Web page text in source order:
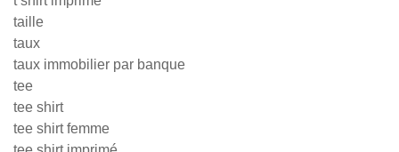
taille
taux
taux immobilier par banque
tee
tee shirt
tee shirt femme